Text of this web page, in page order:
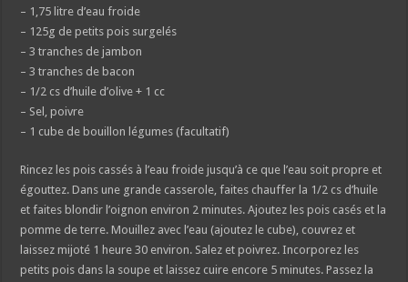
– 1,75 litre d’eau froide
– 125g de petits pois surgelés
– 3 tranches de jambon
– 3 tranches de bacon
– 1/2 cs d’huile d’olive + 1 cc
– Sel, poivre
– 1 cube de bouillon légumes (facultatif)
Rincez les pois cassés à l’eau froide jusqu’à ce que l’eau soit propre et
égouttez. Dans une grande casserole, faites chauffer la 1/2 cs d’huile
et faites blondir l’oignon environ 2 minutes. Ajoutez les pois casés et la
pomme de terre. Mouillez avec l’eau (ajoutez le cube), couvrez et
laissez mijoté 1 heure 30 environ. Salez et poivrez. Incorporez les
petits pois dans la soupe et laissez cuire encore 5 minutes. Passez la